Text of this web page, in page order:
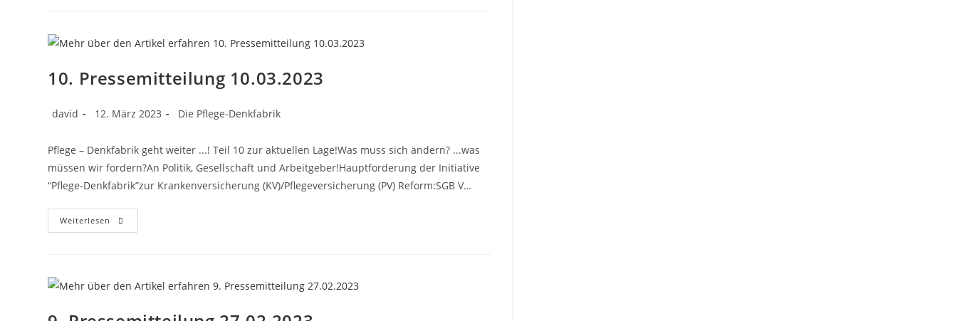
10. Pressemitteilung 10.03.2023
david 12. März 2023 Die Pflege-Denkfabrik
Pflege – Denkfabrik geht weiter ...! Teil 10 zur aktuellen Lage!Was muss sich ändern? ...was
müssen wir fordern?An Politik, Gesellschaft und Arbeitgeber!Hauptforderung der Initiative
“Pflege-Denkfabrik”zur Krankenversicherung (KV)/Pflegeversicherung (PV) Reform:SGB V…
Weiterlesen